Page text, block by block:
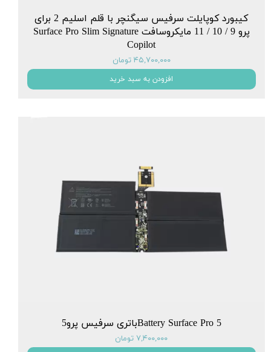
کیبورد کوپایلت سرفیس سیگنچر با قلم اسلیم 2 برای
پرو 9 / 10 / 11 مایکروسافت Surface Pro Slim Signature
Copilot
۴۵,۷۰۰,۰۰۰ تومان
افزودن به سبد خرید
Battery Surface Pro 5باتری سرفیس پرو5
۷,۴۰۰,۰۰۰ تومان